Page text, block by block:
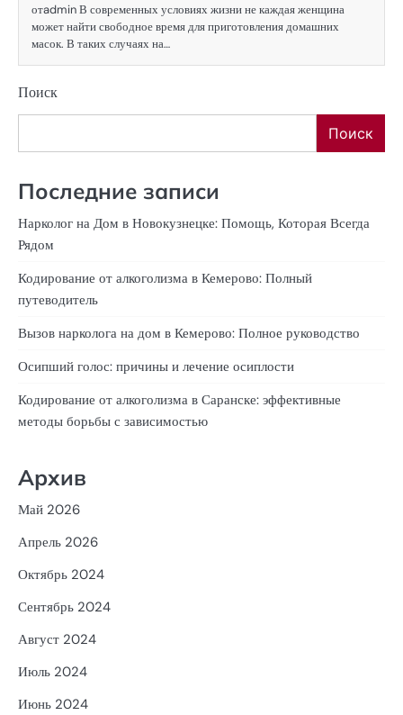
отadmin В современных условиях жизни не каждая женщина
может найти свободное время для приготовления домашних
масок. В таких случаях на…
Поиск
Поиск
Последние записи
Нарколог на Дом в Новокузнецке: Помощь, Которая Всегда
Рядом
Кодирование от алкоголизма в Кемерово: Полный
путеводитель
Вызов нарколога на дом в Кемерово: Полное руководство
Осипший голос: причины и лечение осиплости
Кодирование от алкоголизма в Саранске: эффективные
методы борьбы с зависимостью
Архив
Май 2026
Апрель 2026
Октябрь 2024
Сентябрь 2024
Август 2024
Июль 2024
Июнь 2024